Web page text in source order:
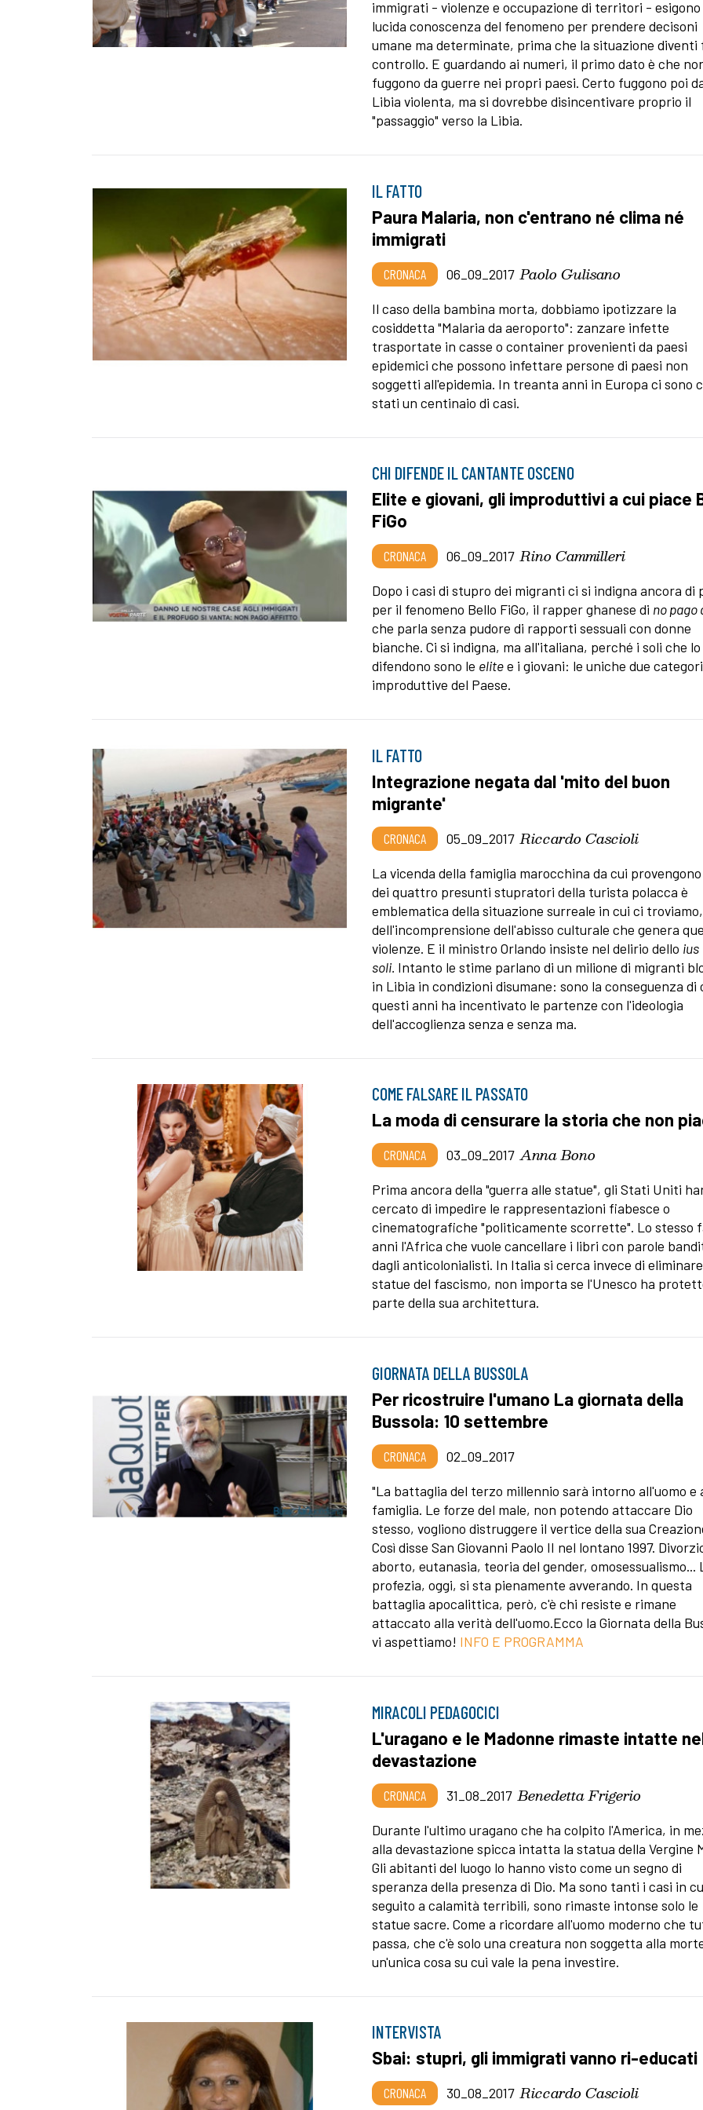
immigrati - violenze e occupazione di territori - esigono
lucida conoscenza del fenomeno per prendere decisoni
umane ma determinate, prima che la situazione diventi
controllo. E guardando ai numeri, il primo dato è che
fuggono da guerre nei propri paesi. Certo fuggono poi
Libia violenta, ma si dovrebbe disincentivare proprio il
"passaggio" verso la Libia.
IL FATTO
Paura Malaria, non c'entrano né clima né
immigrati
CRONACA 06_09_2017 Paolo Gulisano
Il caso della bambina morta, dobbiamo ipotizzare la
cosiddetta "Malaria da aeroporto": zanzare infette
trasportate in casse o container provenienti da paesi
epidemici che possono infettare persone di paesi non
soggetti all'epidemia. In treanta anni in Europa ci sono
stati un centinaio di casi.
CHI DIFENDE IL CANTANTE OSCENO
Elite e giovani, gli improduttivi a cui piace
FiGo
CRONACA 06_09_2017 Rino Cammilleri
Dopo i casi di stupro dei migranti ci si indigna ancora di
per il fenomeno Bello FiGo, il rapper ghanese di no pago
che parla senza pudore di rapporti sessuali con donne
bianche. Ci si indigna, ma all'italiana, perché i soli che lo
difendono sono le elitee i giovani: le uniche due
improduttive del Paese.
IL FATTO
Integrazione negata dal 'mito del buon
migrante'
CRONACA 05_09_2017 Riccardo Cascioli
La vicenda della famiglia marocchina da cui provengono
dei quattro presunti stupratori della turista polacca è
emblematica della situazione surreale in cui ci
dell'incomprensione dell'abisso culturale che genera
violenze. E il ministro Orlando insiste nel delirio dello ius
soli. Intanto le stime parlano di un milione di migranti
in Libia in condizioni disumane: sono la conseguenza di
questi anni ha incentivato le partenze con l'ideologia
dell'accoglienza senza e senza ma.
COME FALSARE IL PASSATO
La moda di censurare la storia che non
CRONACA 03_09_2017 Anna Bono
Prima ancora della "guerra alle statue", gli Stati Uniti
cercato di impedire le rappresentazioni fiabesce o
cinematografiche "politicamente scorrette". Lo stesso
anni l'Africa che vuole cancellare i libri con parole
dagli anticolonialisti. In Italia si cerca invece di
statue del fascismo, non importa se l'Unesco ha
parte della sua architettura.
GIORNATA DELLA BUSSOLA
Per ricostruire l'umano La giornata della
Bussola: 10 settembre
CRONACA
02_09_2017
"La battaglia del terzo millennio sarà intorno all'uomo e
famiglia. Le forze del male, non potendo attaccare Dio
stesso, vogliono distruggere il vertice della sua
Così disse San Giovanni Paolo II nel lontano 1997.
aborto, eutanasia, teoria del gender, omosessualismo...
profezia, oggi, si sta pienamente avverando. In questa
battaglia apocalittica, però, c'è chi resiste e rimane
attaccato alla verità dell'uomo.Ecco la Giornata della
vi aspettiamo! INFO E PROGRAMMA
MIRACOLI PEDAGOCICI
L'uragano e le Madonne rimaste intatte
devastazione
CRONACA 31_08_2017 Benedetta Frigerio
Durante l'ultimo uragano che ha colpito l'America, in
alla devastazione spicca intatta la statua della Vergine
Gli abitanti del luogo lo hanno visto come un segno di
speranza della presenza di Dio. Ma sono tanti i casi in
seguito a calamità terribili, sono rimaste intonse solo le
statue sacre. Come a ricordare all'uomo moderno che
passa, che c'è solo una creatura non soggetta alla
un'unica cosa su cui vale la pena investire.
INTERVISTA
Sbai: stupri, gli immigrati vanno ri-educati
CRONACA 30_08_2017 Riccardo Cascioli